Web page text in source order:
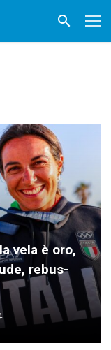
vela è oro,
rebus-